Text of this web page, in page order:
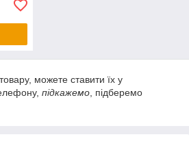
можете ставити їх у
підкажемо , підберемо